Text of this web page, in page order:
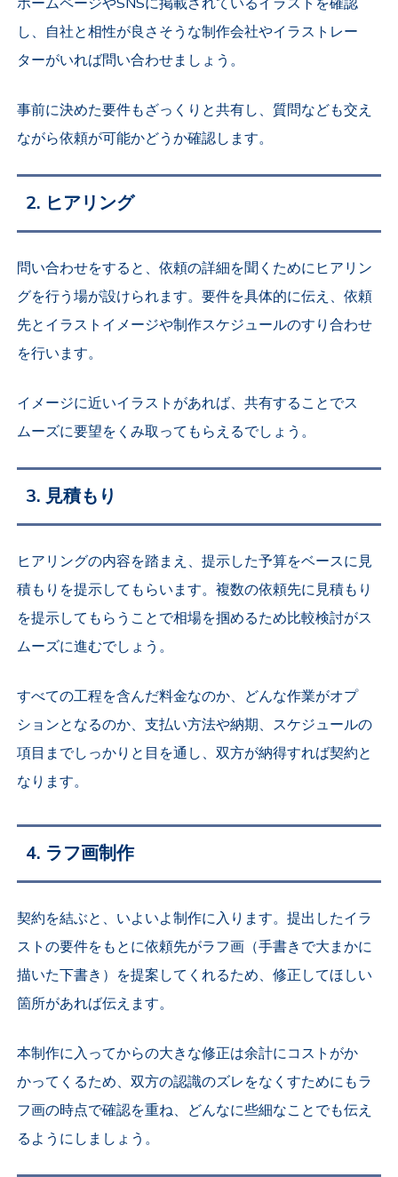
し、自社と相性が良さそうな制作会社やイラストレー
ターがいれば問い合わせましょう。
事前に決めた要件もざっくりと共有し、質問なども交え
ながら依頼が可能かどうか確認します。
2. ヒアリング
問い合わせをすると、依頼の詳細を聞くためにヒアリン
グを行う場が設けられます。要件を具体的に伝え、依頼
先とイラストイメージや制作スケジュールのすり合わせ
を行います。
イメージに近いイラストがあれば、共有することでス
ムーズに要望をくみ取ってもらえるでしょう。
3. 見積もり
ヒアリングの内容を踏まえ、提示した予算をベースに見
積もりを提示してもらいます。複数の依頼先に見積もり
を提示してもらうことで相場を掴めるため比較検討がス
ムーズに進むでしょう。
すべての工程を含んだ料金なのか、どんな作業がオプ
ションとなるのか、支払い方法や納期、スケジュールの
項目までしっかりと目を通し、双方が納得すれば契約と
なります。
4. ラフ画制作
契約を結ぶと、いよいよ制作に入ります。提出したイラ
ストの要件をもとに依頼先がラフ画（手書きで大まかに
描いた下書き）を提案してくれるため、修正してほしい
箇所があれば伝えます。
本制作に入ってからの大きな修正は余計にコストがか
かってくるため、双方の認識のズレをなくすためにもラ
フ画の時点で確認を重ね、どんなに些細なことでも伝え
るようにしましょう。